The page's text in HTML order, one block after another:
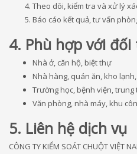
Theo dõi, kiểm tra và xử lý
Báo cáo kết quả, tư vấn
4. Phù hợp với
Nhà ở, căn hộ, biệt thự
Nhà hàng, quán ăn, kho
Trường học, bệnh viện, trung
Văn phòng, nhà máy, khu
5. Liên hệ dịch vụ
CÔNG TY KIỂM SOÁT CHUỘT VIỆT